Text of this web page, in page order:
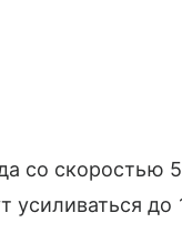
со скоростью
до